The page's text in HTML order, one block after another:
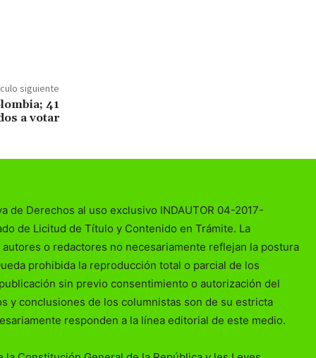
siguiente
41
a votar
de Derechos al uso exclusivo INDAUTOR 04-2017-
de Licitud de Título y Contenido en Trámite. La
o redactores no necesariamente reflejan la postura
prohibida la reproducción total o parcial de los
sin previo consentimiento o autorización del
y conclusiones de los columnistas son de su estricta
responden a la línea editorial de este medio.